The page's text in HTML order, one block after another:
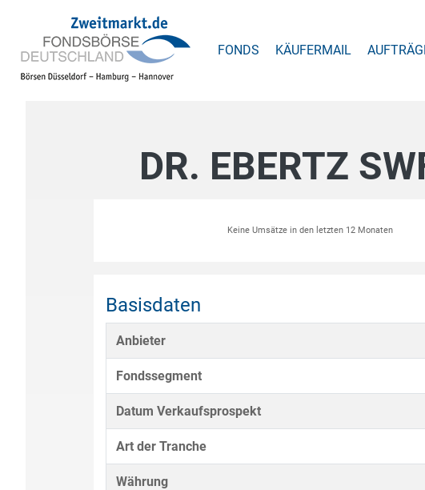
FONDS KÄUFERMAIL
DR. EBERTZ
Keine Umsätze in den letzten 12 Monaten
Basisdaten
Anbieter
Fondssegment
Datum Verkaufsprospekt
Art der Tranche
Währung